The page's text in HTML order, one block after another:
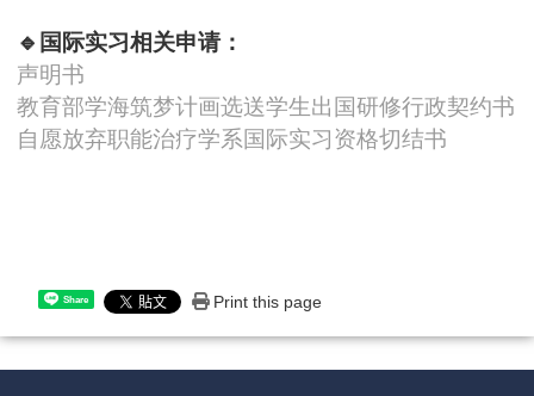
🔹国际实习相关申请：
声明书
教育部学海筑梦计画选送学生出国研修行政契约书
自愿放弃职能治疗学系国际实习资格切结书
Share Print this page